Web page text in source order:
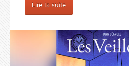
Lire la suite